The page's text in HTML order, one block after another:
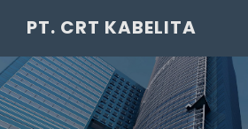
PT. CRT KABELITA